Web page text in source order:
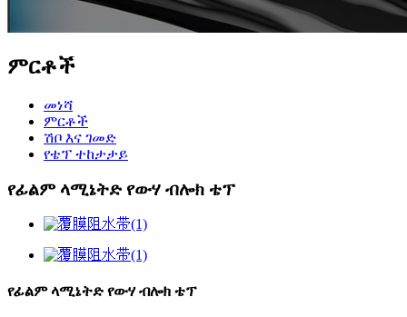
ምርቶች
መነሻ
ምርቶች
ሽቦ እና ገመድ
የቴፕ ተከታታይ
የፊልም ላሚኔትድ የውሃ ብሎክ ቴፕ
የፊልም ላሚኔትድ የውሃ ብሎክ ቴፕ